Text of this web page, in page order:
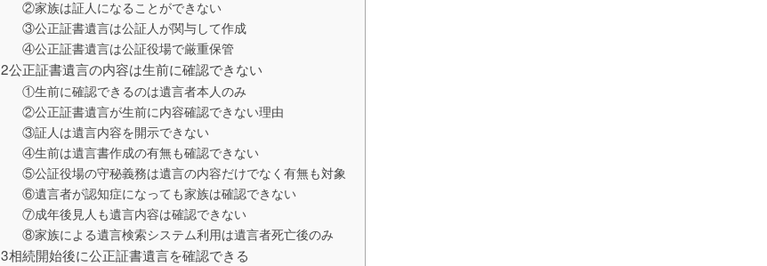
②家族は証人になることができない
③公正証書遺言は公証人が関与して作成
④公正証書遺言は公証役場で厳重保管
2公正証書遺言の内容は生前に確認できない
①生前に確認できるのは遺言者本人のみ
②公正証書遺言が生前に内容確認できない理由
③証人は遺言内容を開示できない
④生前は遺言書作成の有無も確認できない
⑤公証役場の守秘義務は遺言の内容だけでなく有無も対象
⑥遺言者が認知症になっても家族は確認できない
⑦成年後見人も遺言内容は確認できない
⑧家族による遺言検索システム利用は遺言者死亡後のみ
3相続開始後に公正証書遺言を確認できる